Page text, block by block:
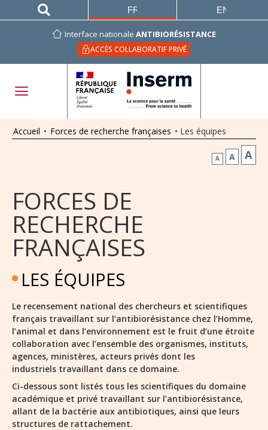
Interface nationale ANTIBIORÉSISTANCE
ACCÈS COLLABORATIF PRIVÉ
FRANÇAIS ENGLISH
Accueil • Forces de recherche françaises • Les équipes
A A A
FORCES DE
RECHERCHE
FRANÇAISES
LES ÉQUIPES
Le recensement national des chercheurs et scientifiques
français travaillant sur l’antibiorésistance chez l’Homme,
l’animal et dans l’environnement est le fruit d’une étroite
collaboration avec l’ensemble des organismes, instituts,
agences, ministères, acteurs privés dont les
industriels travaillant dans ce domaine.
Ci-dessous sont listés tous les scientifiques du domaine
académique et privé travaillant sur l’antibiorésistance,
allant de la bactérie aux antibiotiques, ainsi que leurs
structures de rattachement.